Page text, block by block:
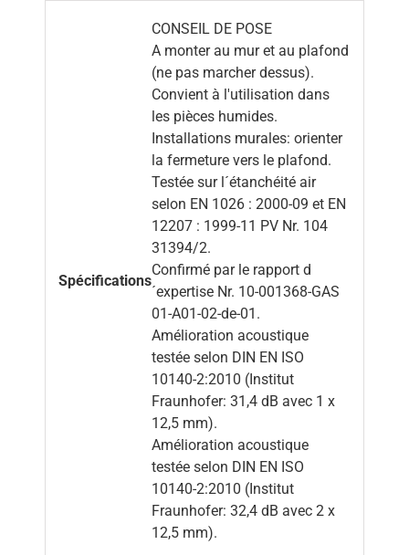
Spécifications
CONSEIL DE POSE
A monter au mur et au plafond
(ne pas marcher dessus).
Convient à l'utilisation dans
les pièces humides.
Installations murales: orienter
la fermeture vers le plafond.
Testée sur l´étanchéité air
selon EN 1026 : 2000-09 et EN
12207 : 1999-11 PV Nr. 104
31394/2.
Confirmé par le rapport d
´expertise Nr. 10-001368-GAS
01-A01-02-de-01.
Amélioration acoustique
testée selon DIN EN ISO
10140-2:2010 (Institut
Fraunhofer: 31,4 dB avec 1 x
12,5 mm).
Amélioration acoustique
testée selon DIN EN ISO
10140-2:2010 (Institut
Fraunhofer: 32,4 dB avec 2 x
12,5 mm).